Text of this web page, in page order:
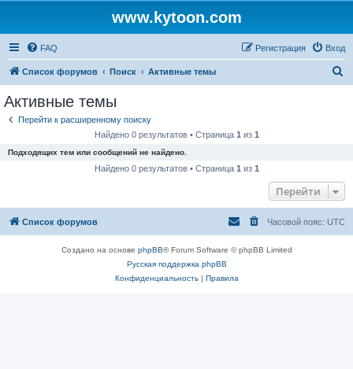
www.kytoon.com
FAQ Вход
Регистрация
Список форумов Поиск Активные темы
Активные темы
Перейти к расширенному поиску
Найдено 0 результатов • Страница 1 из 1
Подходящих тем или сообщений не найдено.
Найдено 0 результатов • Страница 1 из 1
Перейти
Список форумов Часовой пояс: UTC
Создано на основе phpBB® Forum Software © phpBB Limited
Русская поддержка phpBB
Конфиденциальность| Правила